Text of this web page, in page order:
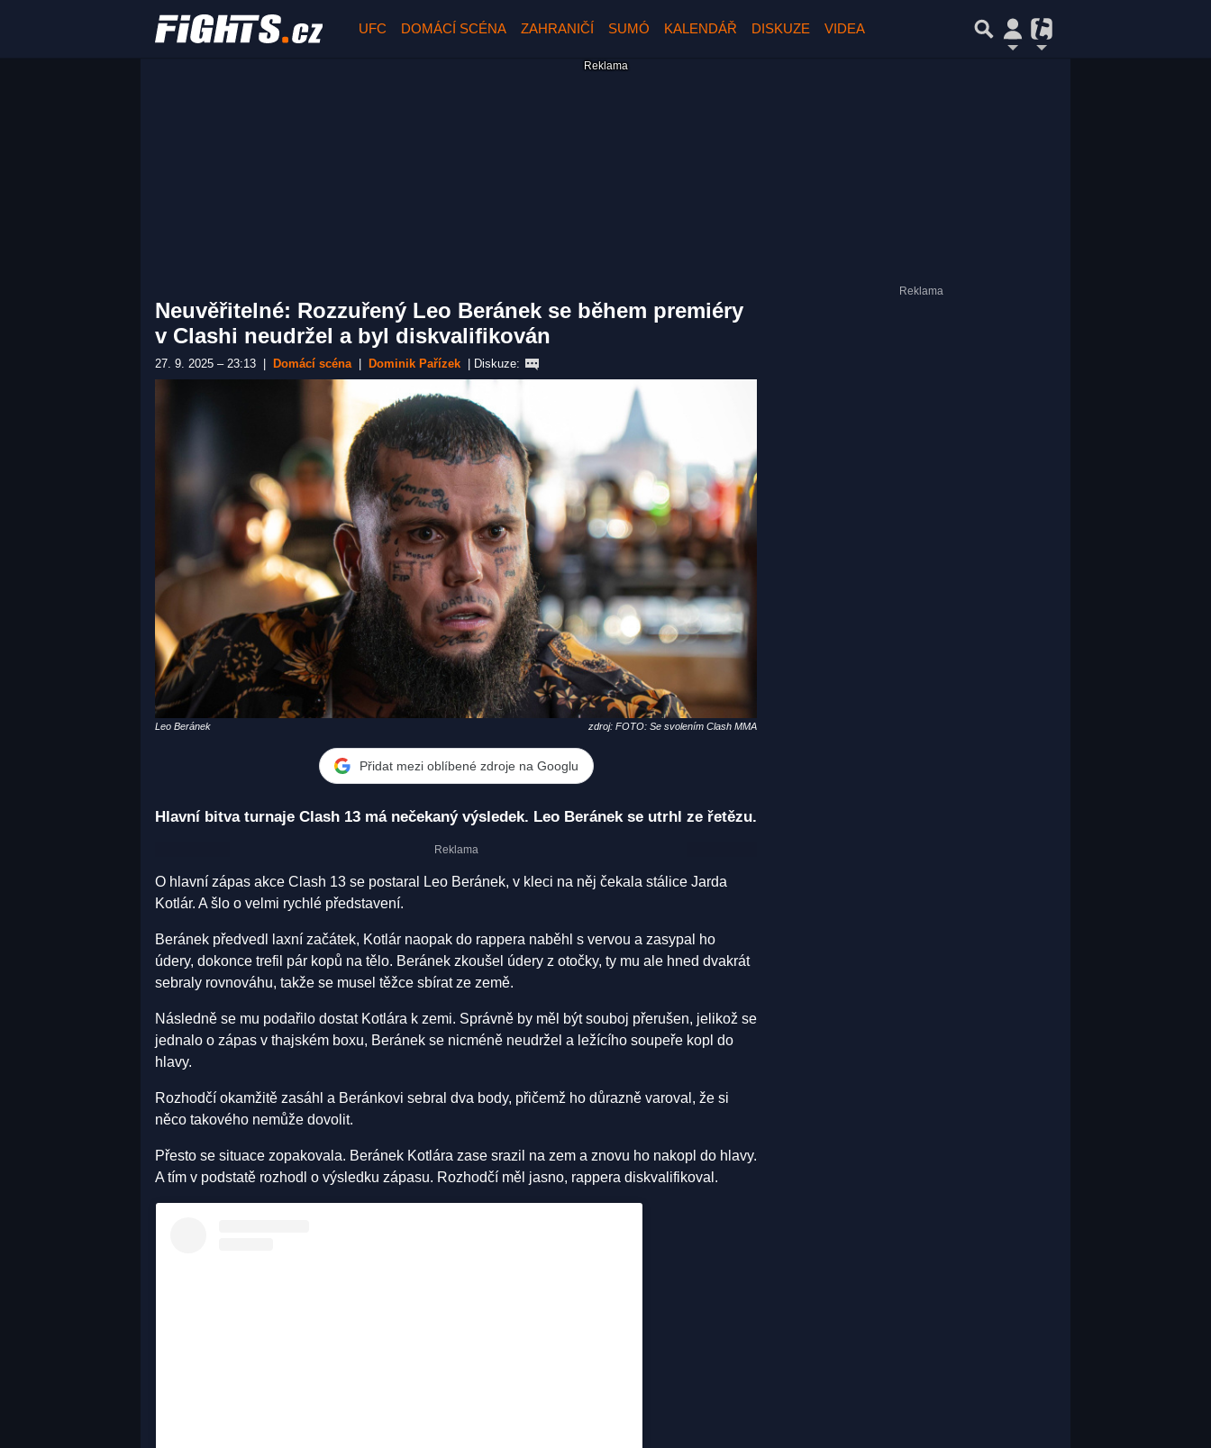
UFC DOMÁCÍ SCÉNA ZAHRANIČÍ SUMÓ KALENDÁŘ DISKUZE VIDEA
Neuvěřitelné: Rozzuřený Leo Beránek se během premiéry
v Clashi neudržel a byl diskvalifikován
27. 9. 2025 – 23:13 Domácí scéna Dominik Pařízek Diskuze:
Leo Beránek zdroj: FOTO: Se svolením Clash MMA
Přidat mezi oblíbené zdroje na Googlu
Hlavní bitva turnaje Clash 13 má nečekaný výsledek. Leo Beránek se utrhl ze řetězu.
O hlavní zápas akce Clash 13 se postaral Leo Beránek, v kleci na něj čekala stálice Jarda
Kotlár. A šlo o velmi rychlé představení.
Beránek předvedl laxní začátek, Kotlár naopak do rappera naběhl s vervou a zasypal ho
údery, dokonce trefil pár kopů na tělo. Beránek zkoušel údery z otočky, ty mu ale hned dvakrát
sebraly rovnováhu, takže se musel těžce sbírat ze země.
Následně se mu podařilo dostat Kotlára k zemi. Správně by měl být souboj přerušen, jelikož se
jednalo o zápas v thajském boxu, Beránek se nicméně neudržel a ležícího soupeře kopl do
hlavy.
Rozhodčí okamžitě zasáhl a Beránkovi sebral dva body, přičemž ho důrazně varoval, že si
něco takového nemůže dovolit.
Přesto se situace zopakovala. Beránek Kotlára zase srazil na zem a znovu ho nakopl do hlavy.
A tím v podstatě rozhodl o výsledku zápasu. Rozhodčí měl jasno, rappera diskvalifikoval.